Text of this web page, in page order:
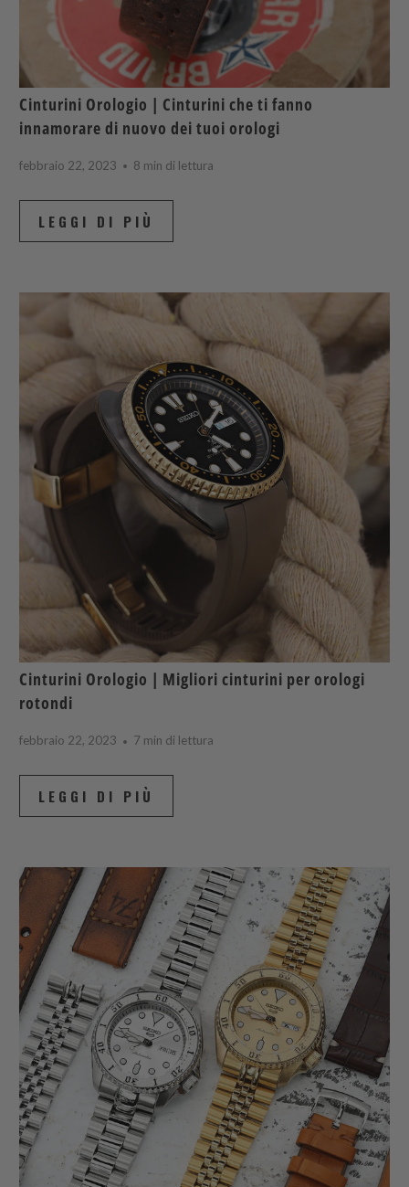
Cinturini Orologio | Cinturini che ti fanno
innamorare di nuovo dei tuoi orologi
febbraio 22, 2023 8 min di lettura
LEGGI DI PIÙ
Cinturini Orologio | Migliori cinturini per orologi
rotondi
febbraio 22, 2023 7 min di lettura
LEGGI DI PIÙ